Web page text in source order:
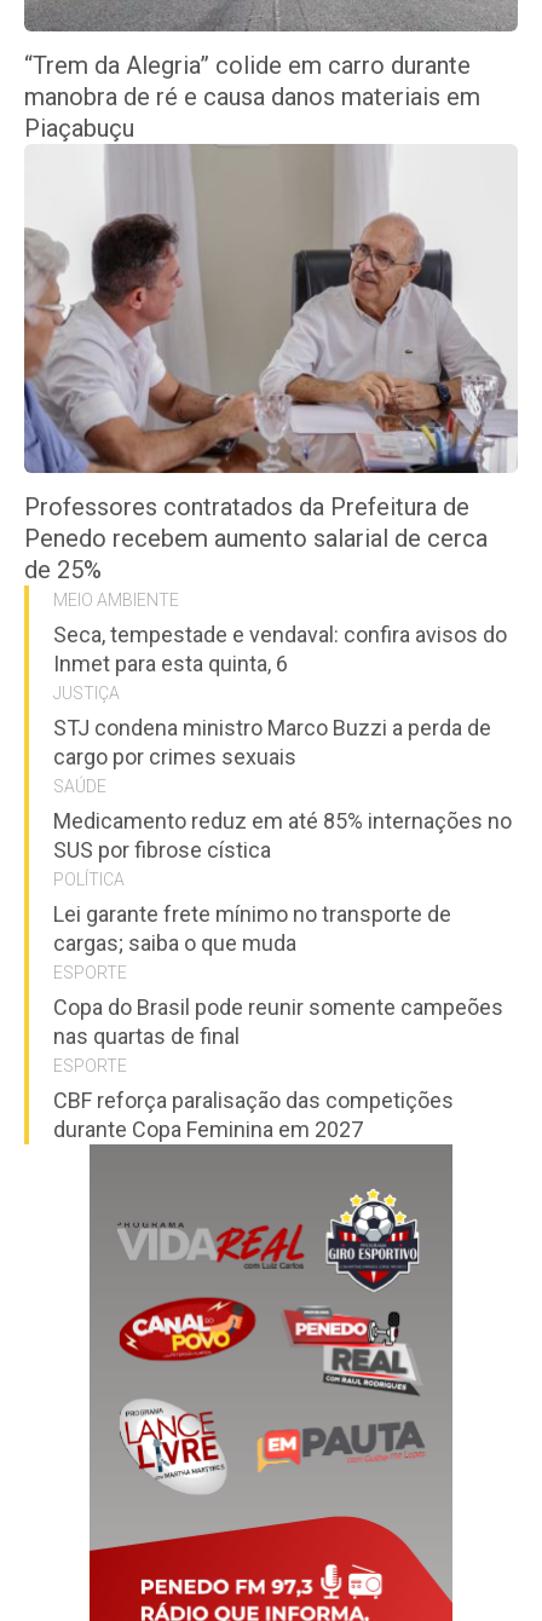
“Trem da Alegria” colide em carro durante
manobra de ré e causa danos materiais em
Piaçabuçu
Professores contratados da Prefeitura de
Penedo recebem aumento salarial de cerca
de 25%
MEIO AMBIENTE
Seca, tempestade e vendaval: confira avisos do
Inmet para esta quinta, 6
JUSTIÇA
STJ condena ministro Marco Buzzi a perda de
cargo por crimes sexuais
SAÚDE
Medicamento reduz em até 85% internações no
SUS por fibrose cística
POLÍTICA
Lei garante frete mínimo no transporte de
cargas; saiba o que muda
ESPORTE
Copa do Brasil pode reunir somente campeões
nas quartas de final
ESPORTE
CBF reforça paralisação das competições
durante Copa Feminina em 2027